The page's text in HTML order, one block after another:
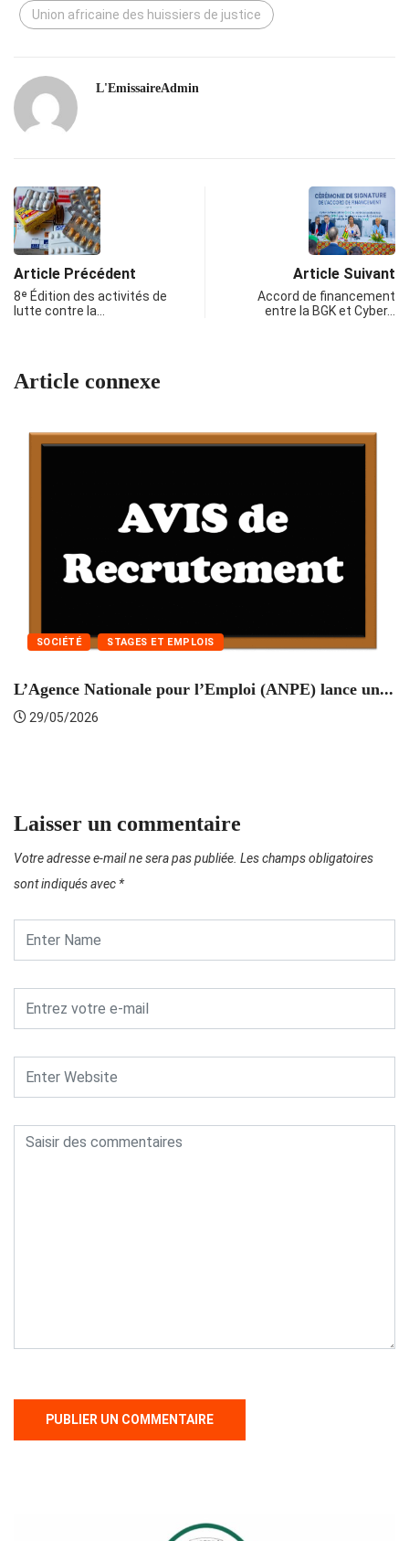
Union africaine des huissiers de justice
L'EmissaireAdmin
Article Précédent
8ᵉ Édition des activités de
lutte contre la…
Article Suivant
Accord de financement
entre la BGK et Cyber…
Article connexe
SOCIÉTÉ STAGES ET EMPLOIS
L’Agence Nationale pour l’Emploi (ANPE) lance un...
29/05/2026
Laisser un commentaire
Votre adresse e-mail ne sera pas publiée. Les champs obligatoires
sont indiqués avec *